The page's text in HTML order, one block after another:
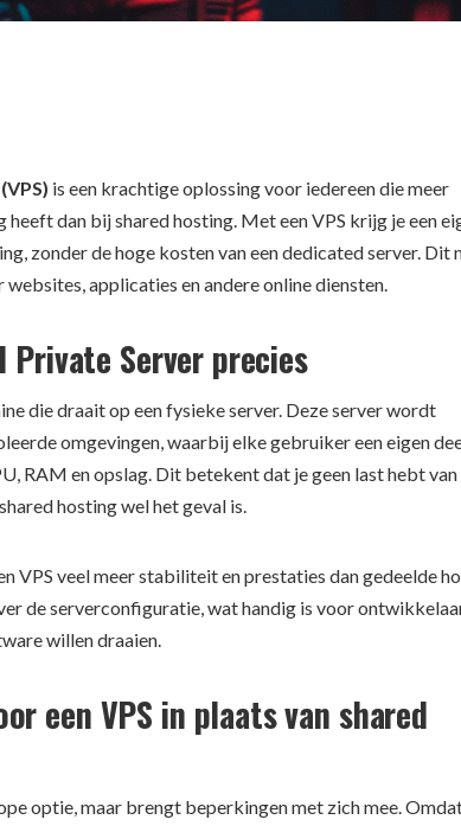
(VPS) is een krachtige oplossing voor iedereen die meer
dan bij shared hosting. Met een VPS krijg je een
zonder de hoge kosten van een dedicated server. Dit
applicaties en andere online diensten.
Server precies
die draait op een fysieke server. Deze server wordt
omgevingen, waarbij elke gebruiker een eigen
RAM en opslag. Dit betekent dat je geen last hebt van
hosting wel het geval is.
VPS veel meer stabiliteit en prestaties dan gedeelde
de serverconfiguratie, wat handig is voor
willen draaien.
een VPS in plaats van shared
optie, maar brengt beperkingen met zich mee.